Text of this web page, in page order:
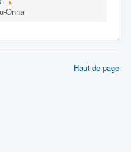
Onna
Haut de page